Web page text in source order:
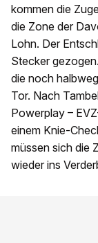
kommen die
die Zone der
Lohn. Der
Stecker
die noch
Tor. Nach
Powerplay –
einem Knie-
müssen sich die
wieder ins